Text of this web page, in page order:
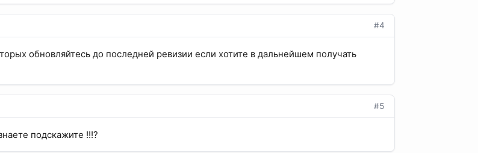
#4
обновляйтесь до последней ревизии если хотите в дальнейшем получать
#5
подскажите !!!?